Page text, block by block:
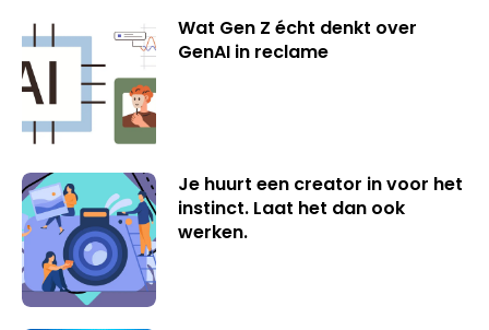
Wat Gen Z écht denkt over
GenAI in reclame
Je huurt een creator in voor het
instinct. Laat het dan ook
werken.